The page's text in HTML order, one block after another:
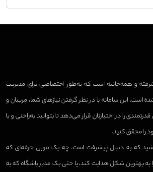
و همه‌جانبه است که به‌طور اختصاصی برای مدیریت
این سامانه با در نظر گرفتن نیازهای شما، مربیان و
را در اختیارتان قرار می‌دهد تا بتوانید به‌راحتی و با
را محقق کنید.
که به دنبال پیشرفت است، چه یک مربی حرفه‌ای که
بهترین شکل هدایت کند، یا حتی یک مدیر باشگاه که به